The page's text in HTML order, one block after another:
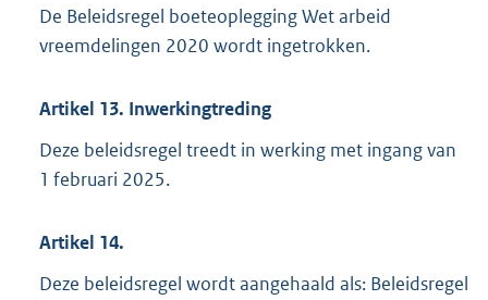
De Beleidsregel boeteoplegging Wet arbeid
vreemdelingen 2020 wordt ingetrokken.
Artikel 13. Inwerkingtreding
Deze beleidsregel treedt in werking met ingang van
1 februari 2025.
Artikel 14.
Deze beleidsregel wordt aangehaald als: Beleidsregel